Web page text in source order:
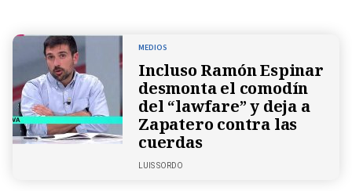
MEDIOS
Incluso Ramón Espinar
desmonta el comodín
del “lawfare” y deja a
Zapatero contra las
cuerdas
LUIS SORDO